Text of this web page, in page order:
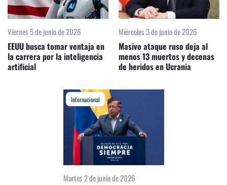
Viernes 5 de junio de 2026
EEUU busca tomar ventaja en
la carrera por la inteligencia
artificial
Miércoles 3 de junio de 2026
Masivo ataque ruso deja al
menos 13 muertos y decenas
de heridos en Ucrania
Internacional
Martes 2 de junio de 2026